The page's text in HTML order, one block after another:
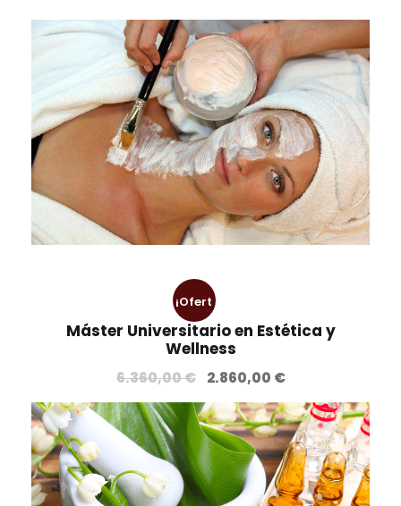
¡Ofert
a!
Máster Universitario en Estética y
Wellness
6.360,00€
E
l
p
r
e
c
2.860,00 €E
l
p
r
e
c